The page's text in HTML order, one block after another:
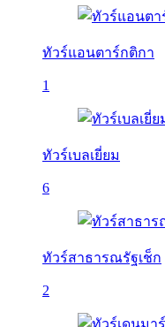
ทัวร์แอนตาร์กติกา
1
ทัวร์เบลเยี่ยม
6
ทัวร์สาธารณรัฐเช็ก
2